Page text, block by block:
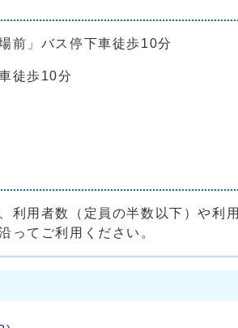
前」バス停下車徒歩10分
徒歩10分
利用者数（定員の半数以下）や利
ってご利用ください。